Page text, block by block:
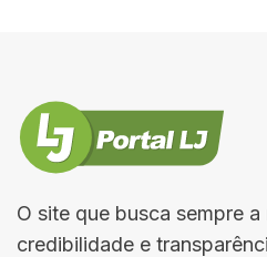
O site que busca sempre
credibilidade e